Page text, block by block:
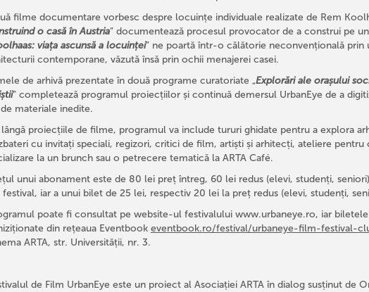
filme documentare vorbesc despre locuințe individuale realizate de Rem
o casă în Austria” documentează procesul provocator de a construi pe
viața ascunsă a locuinței” ne poartă într-o călătorie neconvențională prin
contemporane, văzută însă prin ochii menajerei casei.
de arhivă prezentate în două programe curatoriate „Explorări ale orașului
” completează programul proiecțiilor și continuă demersul UrbanEye de a
materiale inedite.
lângă proiecțiile de filme, programul va include tururi ghidate pentru a explora
cu invitați speciali, regizori, critici de film, artiști și arhitecți, ateliere pentru
la un brunch sau o petrecere tematică la ARTA Café.
unui abonament este de 80 lei preț întreg, 60 lei redus (elevi, studenți,
festival, iar a unui bilet de 25 lei, respectiv 20 lei la preț redus (elevi, studenți,
poate fi consultat pe website-ul festivalului www.urbaneye.ro, iar
din rețeaua Eventbook eventbook.ro/festival/urbaneye-film-festival-
ARTA, str. Universității, nr. 3.
de Film UrbanEye este un proiect al Asociației ARTA în dialog susținut de